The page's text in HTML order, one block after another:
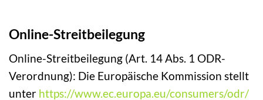
Online-Streitbeilegung
Online-Streitbeilegung (Art. 14 Abs. 1 ODR-
Verordnung): Die Europäische Kommission stellt
unter https://www.ec.europa.eu/consumers/odr/